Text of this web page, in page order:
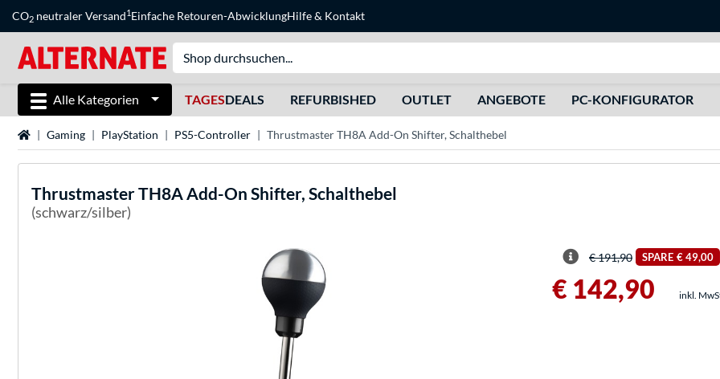
CO2 neutraler Versand1Einfache Retouren-AbwicklungHilfe& Kontakt
Alle Kategorien TAGESDEALS REFURBISHED OUTLET ANGEBOTE PC-KONFIGURATOR
StartseiteGaming PlayStation PS5-Controller Thrustmaster TH8A Add-On Shifter, Schalthebel
ThrustmasterTH8A Add-On Shifter, Schalthebel
(schwarz/silber)
€ 191,90 SPARE € 49,00
€ 142,90 inkl.